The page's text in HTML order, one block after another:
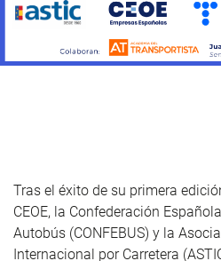
Tras el éxito de su primera
CEOE, la Confederación
Autobús (CONFEBUS) y la
Internacional por Carretera